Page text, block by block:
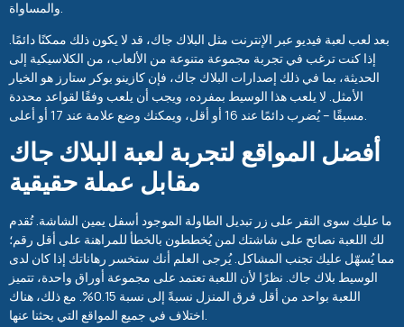
بعد لعب لعبة فيديو عبر الإنترنت مثل البلاك جاك، قد لا يكون ذلك ممكنًا دائمًا.
إذا كنت ترغب في تجربة مجموعة متنوعة من الألعاب، من الكلاسيكية إلى
الحديثة، بما في ذلك إصدارات البلاك جاك، فإن كازينو بوكر ستارز هو الخيار
الأمثل. لا يلعب هذا الوسيط بمفرده، ويجب أن يلعب وفقًا لقواعد محددة
مسبقًا – يُضرب دائمًا عند 16 أو أقل، ويمكنك وضع علامة عند 17 أو أعلى.
أفضل المواقع لتجربة لعبة البلاك جاك
مقابل عملة حقيقية
ما عليك سوى النقر على زر تبديل الطاولة الموجود أسفل يمين الشاشة. تُقدم
لك اللعبة نصائح على شاشتك لمن يُخططون بالخطأ للمراهنة على أقل رقم؛
مما يُسهّل عليك تجنب المشاكل. يُرجى العلم أنك ستخسر رهاناتك إذا كان لدى
الوسيط بلاك جاك. نظرًا لأن اللعبة تعتمد على مجموعة أوراق واحدة، تتميز
اللعبة بواحد من أقل فرق المنزل نسبةً إلى نسبة 0.15%. مع ذلك، هناك
اختلاف في جميع المواقع التي بحثنا عنها.